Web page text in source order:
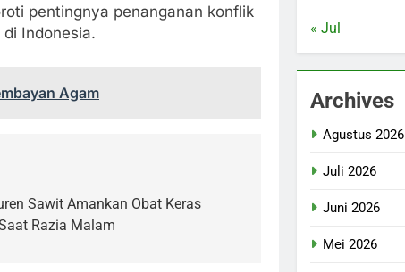
pentingnya penanganan konflik
Indonesia.
Agam
Sawit Amankan Obat Keras
Razia Malam
« Jul
Archives
Agustus 2026
Juli 2026
Juni 2026
Mei 2026